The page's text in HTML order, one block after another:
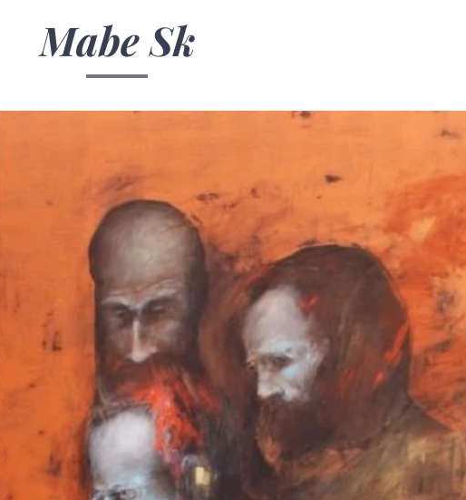
Mabe Sk